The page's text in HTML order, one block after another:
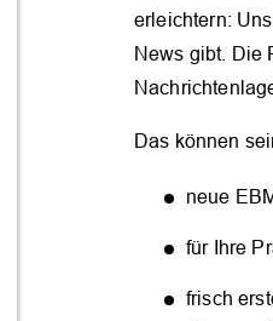
erleichtern:
News gibt. Die
Das können
neue
für Ihre
frisch